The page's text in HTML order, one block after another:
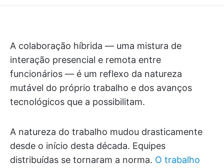
A colaboração híbrida — uma mistura de
interação presencial e remota entre
funcionários — é um reflexo da natureza
mutável do próprio trabalho e dos avanços
tecnológicos que a possibilitam.
A natureza do trabalho mudou drasticamente
desde o início desta década. Equipes
distribuídas se tornaram a norma. O trabalho